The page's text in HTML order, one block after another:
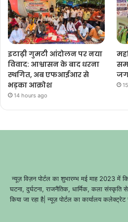
इटाढ़ी गुमटी आंदोलन पर नया
विवाद: आश्वासन के बाद धरना
स्थगित, अब एफआईआर से
भड़का आक्रोश
14 hours ago
न्यूज़ विज़न पोर्टल का शुभारम्भ मई माह 2023 में
घटना, दुर्घटना, राजनैतिक, धार्मिक, कला संस्कृति
किया जा रहा है| न्यूज़ पोर्टल का कार्यालय